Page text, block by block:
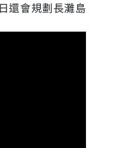
還會規劃長灘島